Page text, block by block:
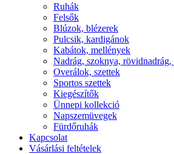
Ruhák
Felsők
Blúzok, blézerek
Pulcsik, kardigánok
Kabátok, mellények
Nadrág, szoknya, rövidnadrág,
Overálok, szettek
Sportos szettek
Kiegészítők
Ünnepi kollekció
Napszemüvegek
Fürdőruhák
Kapcsolat
Vásárlási feltételek